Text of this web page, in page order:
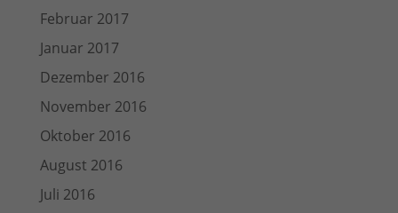
Februar 2017
Januar 2017
Dezember 2016
November 2016
Oktober 2016
August 2016
Juli 2016